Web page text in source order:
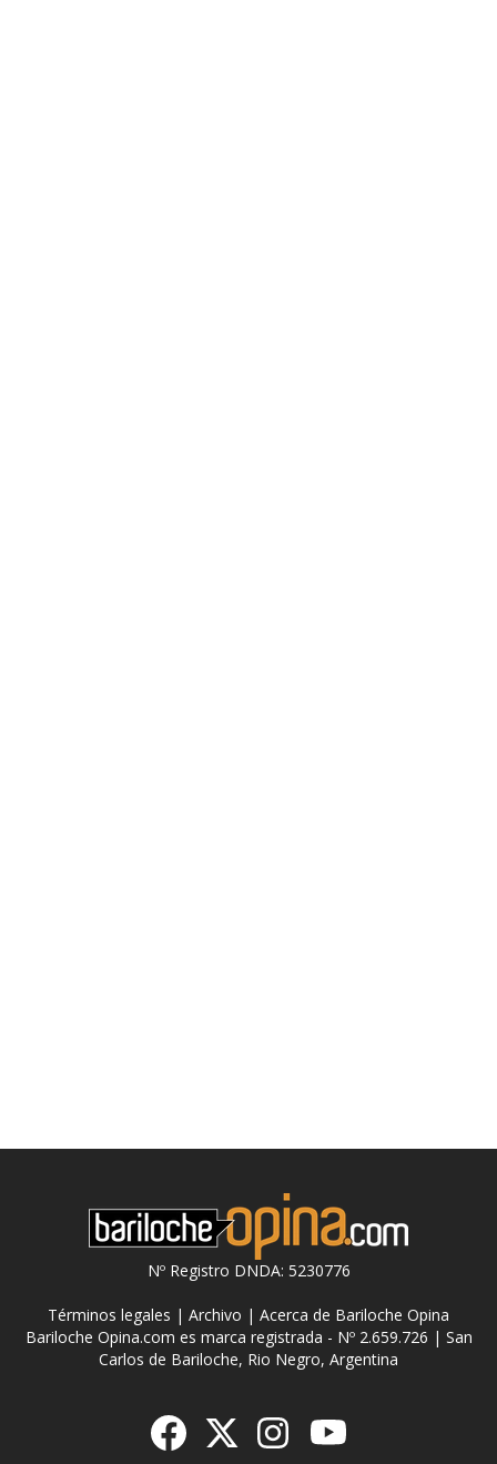
Nº Registro DNDA: 5230776
Términos legales | Archivo | Acerca de Bariloche Opina
Bariloche Opina.com es marca registrada - Nº 2.659.726 | San
Carlos de Bariloche, Rio Negro, Argentina